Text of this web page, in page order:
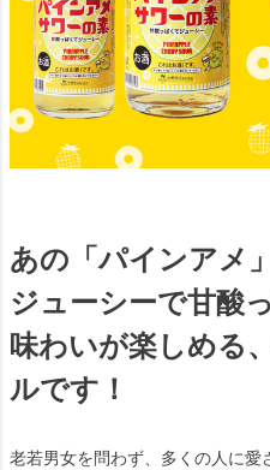
あの「パインアメ
ジューシーで甘酸
味わいが楽しめる
ルです！
老若男女を問わず、多くの人に愛